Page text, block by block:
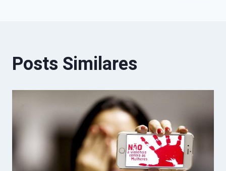
Posts Similares